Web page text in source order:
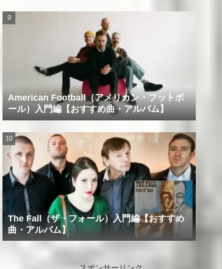
American Football（アメリカン・フットボ
ール）入門編【おすすめ曲・アルバム】
The Fall（ザ・フォール）入門編【おすすめ
曲・アルバム】